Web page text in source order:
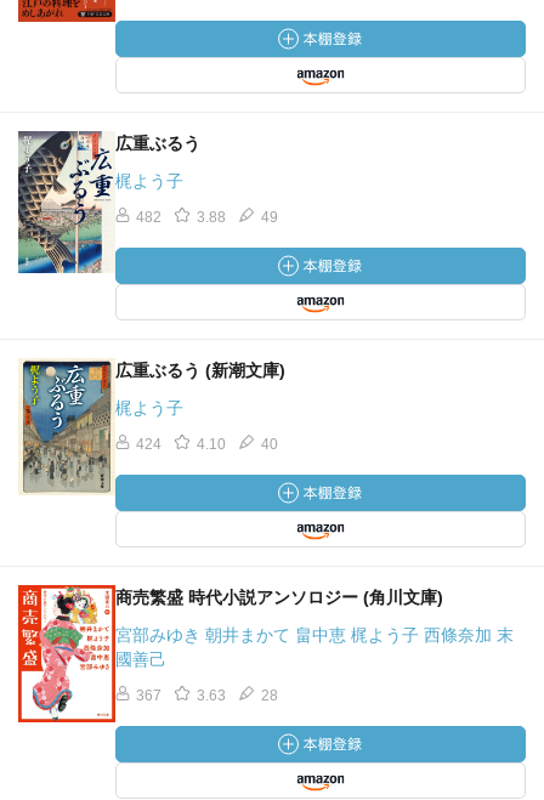
広重ぶるう
梶よう子
482 3.88 49
広重ぶるう (新潮文庫)
梶よう子
424 4.10 40
商売繁盛 時代小説アンソロジー (角川文庫)
宮部みゆき 朝井まかて 畠中恵 梶よう子 西條奈加 末
國善己
367 3.63 28